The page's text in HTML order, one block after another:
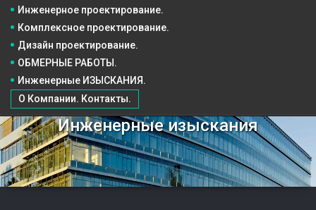
ОБМЕРНЫЕ РАБОТЫ.
Инженерные ИЗЫСКАНИЯ.
О Компании. Контакты.
Инженерное проектирование.
Комплексное проектирование.
Дизайн проектирование.
Инженерные изыскания